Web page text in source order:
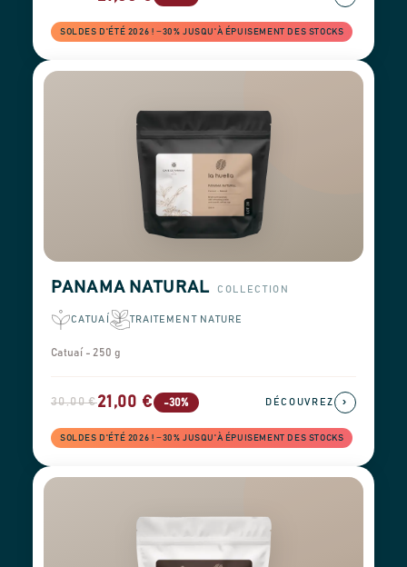
SOLDES D'ÉTÉ 2026 ! −30% JUSQU'À ÉPUISEMENT DES STOCKS
PANAMA NATURAL COLLECTION
CATUAÍ TRAITEMENT NATURE
Catuaí - 250 g
30,00 €21,00 € -30%
SOLDES D'ÉTÉ 2026 ! −30% JUSQU'À ÉPUISEMENT DES STOCKS
DÉCOUVREZ ›